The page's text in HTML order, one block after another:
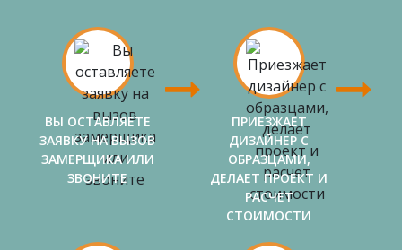
ВЫ ОСТАВЛЯЕТЕ
ЗАЯВКУ НА ВЫЗОВ
ЗАМЕРЩИКА ИЛИ
ЗВОНИТЕ
ПРИЕЗЖАЕТ
ДИЗАЙНЕР С
ОБРАЗЦАМИ,
ДЕЛАЕТ ПРОЕКТ И
РАСЧЕТ
СТОИМОСТИ